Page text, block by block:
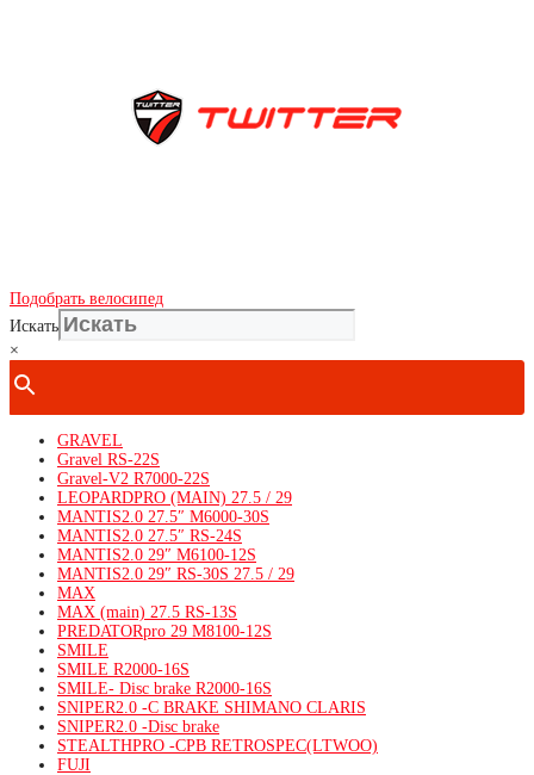
Подобрать велосипед
Искать
×
GRAVEL
Gravel RS-22S
Gravel-V2 R7000-22S
LEOPARDPRO (MAIN) 27.5 / 29
MANTIS2.0 27.5″ M6000-30S
MANTIS2.0 27.5″ RS-24S
MANTIS2.0 29″ M6100-12S
MANTIS2.0 29″ RS-30S 27.5 / 29
MAX
MAX (main) 27.5 RS-13S
PREDATORpro 29 M8100-12S
SMILE
SMILE R2000-16S
SMILE- Disc brake R2000-16S
SNIPER2.0 -C BRAKE SHIMANO CLARIS
SNIPER2.0 -Disc brake
STEALTHPRO -CPB RETROSPEC(LTWOO)
FUJI